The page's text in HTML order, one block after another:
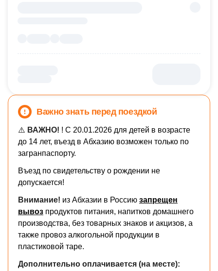
Важно знать перед поездкой
⚠️ ВАЖНО! ! С 20.01.2026 для детей в возрасте
до 14 лет, въезд в Абхазию возможен только по
загранпаспорту.
Въезд по свидетельству о рождении не
допускается!
Внимание! из Абхазии в Россию запрещен
вывоз продуктов питания, напитков домашнего
производства, без товарных знаков и акцизов, а
также провоз алкогольной продукции в
пластиковой таре.
​Дополнительно оплачивается (на месте):